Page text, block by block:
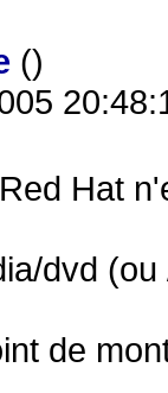
()
Hat
dvd
de